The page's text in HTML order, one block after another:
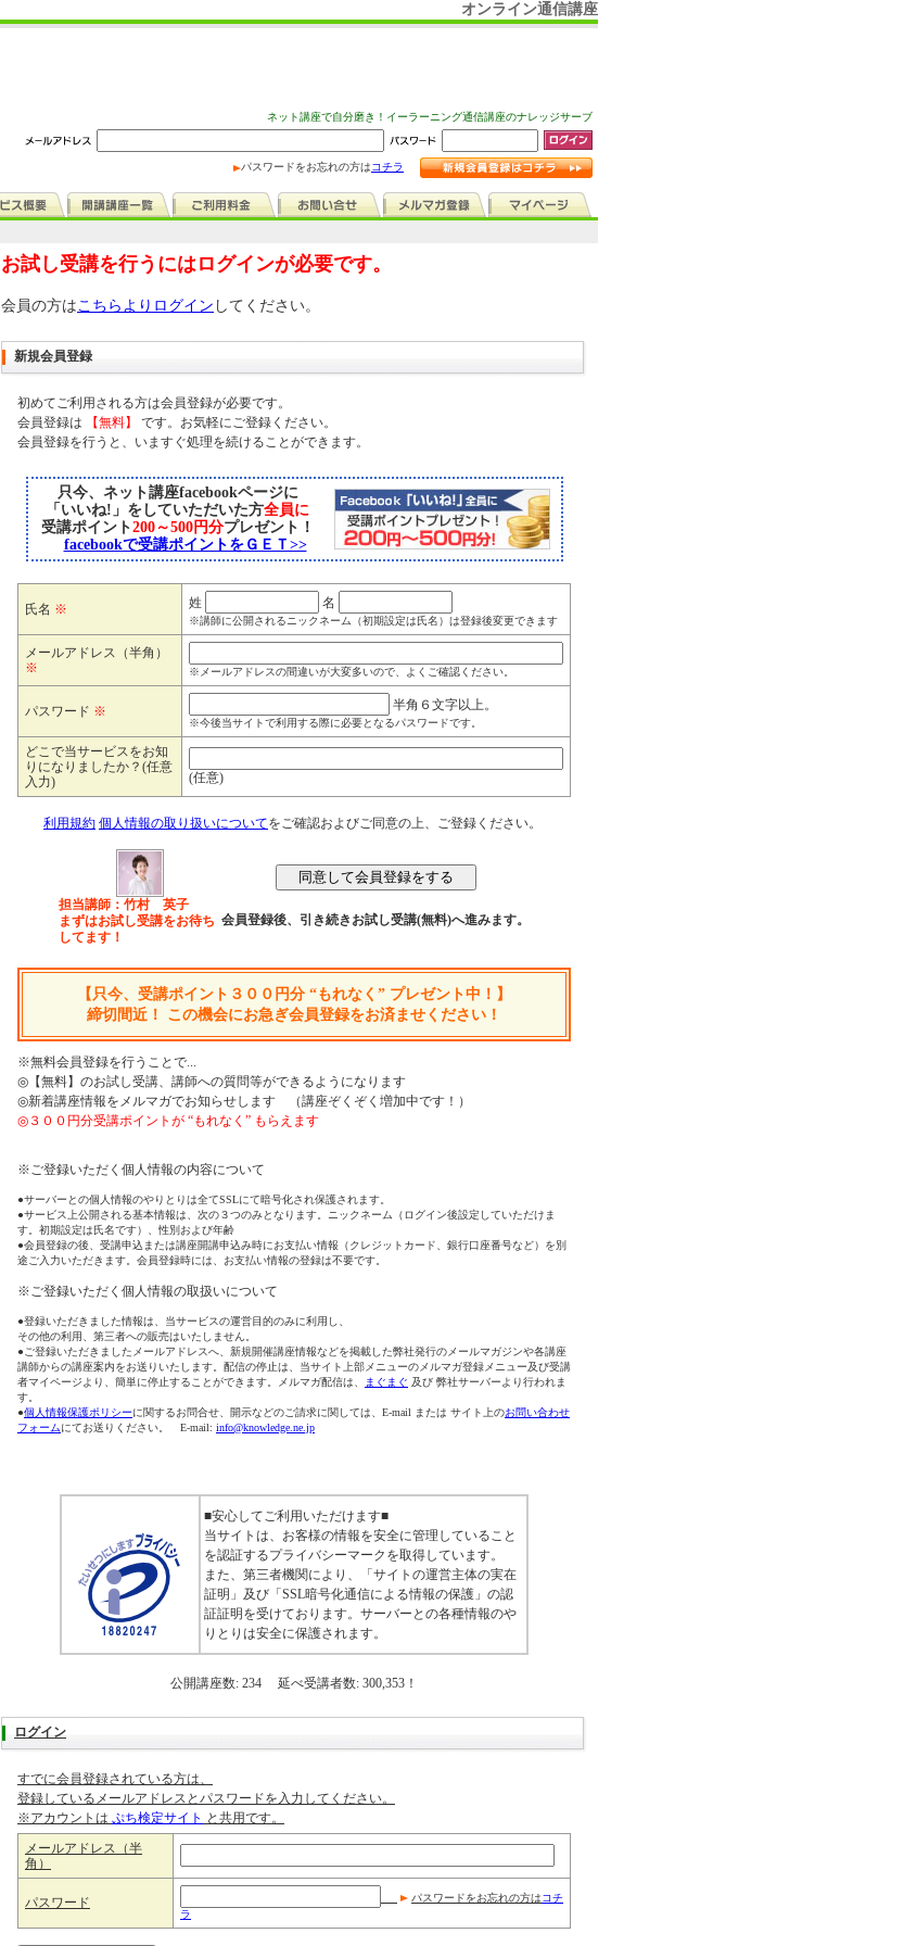
オンライン通信講座
ネット講座で自分磨き！イーラーニング通信講座のナレッジサーブ
パスワードをお忘れの方はコチラ
お試し受講を行うにはログインが必要です。
会員の方はこちらよりログイン してください。
新規会員登録
初めてご利用される方は会員登録が必要です。
会員登録は 【無料】
です。お気軽にご登録ください。
会員登録を行うと、いますぐ処理を続けることができます。
只今、ネット講座facebookページに
「いいね!」をしていただいた方全員に
受講ポイント200～500円分プレゼント！
facebookで受講ポイントをＧＥＴ>>
氏名 ※ 姓 名
※講師に公開されるニックネーム（初期設定は氏名）は登録後変更できます
メールアドレス（半角）
※
※メールアドレスの間違いが大変多いので、よくご確認ください。
パスワード ※ 半角６文字以上。
※今後当サイトで利用する際に必要となるパスワードです。
どこで当サービスをお知
りになりましたか？(任意
入力)
(任意)
利用規約 個人情報の取り扱いについてをご確認およびご同意の上、ご登録ください。
担当講師：竹村 英子
まずはお試し受講をお待ち
してます！
会員登録後、引き続きお試し受講(無料)へ進みます。
【只今、受講ポイント３００円分 “もれなく” プレゼント中！】
締切間近！ この機会にお急ぎ会員登録をお済ませください！
※無料会員登録を行うことで...
◎【無料】のお試し受講、講師への質問等ができるようになります
◎新着講座情報をメルマガでお知らせします （講座ぞくぞく増加中です！）
◎３００円分受講ポイントが “もれなく” もらえます
※ご登録いただく個人情報の内容について
●サーバーとの個人情報のやりとりは全てSSLにて暗号化され保護されます。
●サービス上公開される基本情報は、次の３つのみとなります。ニックネーム（ログイン後設定していただけま
す。初期設定は氏名です）、性別および年齢
●会員登録の後、受講申込または講座開講申込み時にお支払い情報（クレジットカード、銀行口座番号など）を別
途ご入力いただきます。会員登録時には、お支払い情報の登録は不要です。
※ご登録いただく個人情報の取扱いについて
●登録いただきました情報は、当サービスの運営目的のみに利用し、
その他の利用、第三者への販売はいたしません。
●ご登録いただきましたメールアドレスへ、新規開催講座情報などを掲載した弊社発行のメールマガジンや各講座
講師からの講座案内をお送りいたします。配信の停止は、当サイト上部メニューのメルマガ登録メニュー及び受講
者マイページより、簡単に停止することができます。メルマガ配信は、
まぐまぐ 及び 弊社サーバーより行われま
す。
●個人情報保護ポリシーに関するお問合せ、開示などのご請求に関しては、E-mail または サイト上のお問い合わせ
フォームにてお送りください。 E-mail: info@knowledge.ne.jp
■安心してご利用いただけます■
当サイトは、お客様の情報を安全に管理していること
を認証するプライバシーマークを取得しています。
また、第三者機関により、「サイトの運営主体の実在
証明」及び「SSL暗号化通信による情報の保護」の認
証証明を受けております。サーバーとの各種情報のや
りとりは安全に保護されます。
公開講座数: 234 延べ受講者数: 300,353！
ログイン
すでに会員登録されている方は、
登録しているメールアドレスとパスワードを入力してください。
※アカウントは ぷち検定サイト と共用です。
メールアドレス（半
角）
パスワード パスワードをお忘れの方はコチ
ラ